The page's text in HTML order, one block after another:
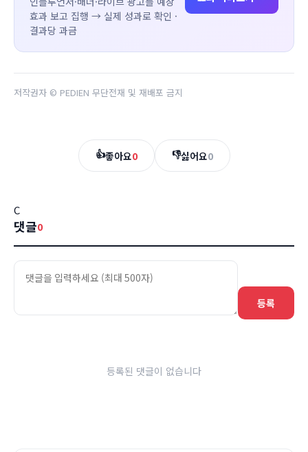
효과 보고 집행 → 실제 성과로 확인 ·
결과당 과금
저작권자 © PEDIEN 무단전재 및 재배포 금지
👍좋아요0 👎싫어요0
C
댓글0
등록
등록된 댓글이 없습니다